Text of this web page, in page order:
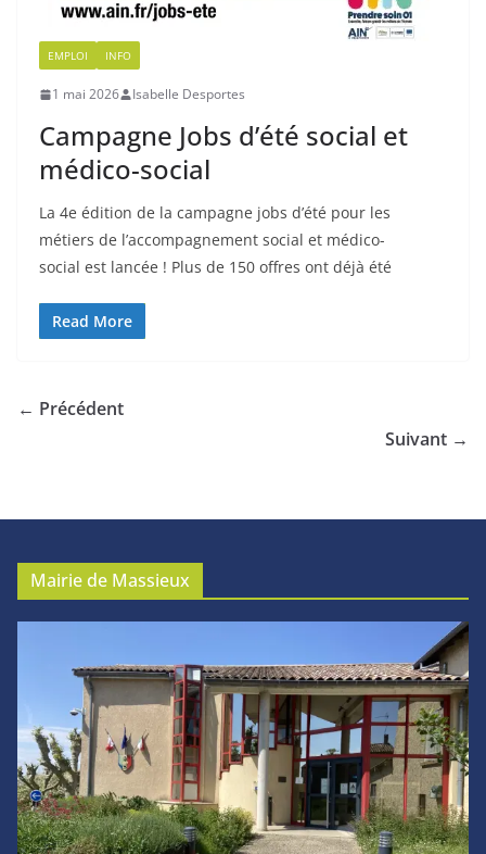
EMPLOI INFO
1 mai 2026 Isabelle Desportes
Campagne Jobs d’été social et
médico-social
La 4e édition de la campagne jobs d’été pour les
métiers de l’accompagnement social et médico-
social est lancée ! Plus de 150 offres ont déjà été
Read More
← Précédent
Suivant →
Mairie de Massieux